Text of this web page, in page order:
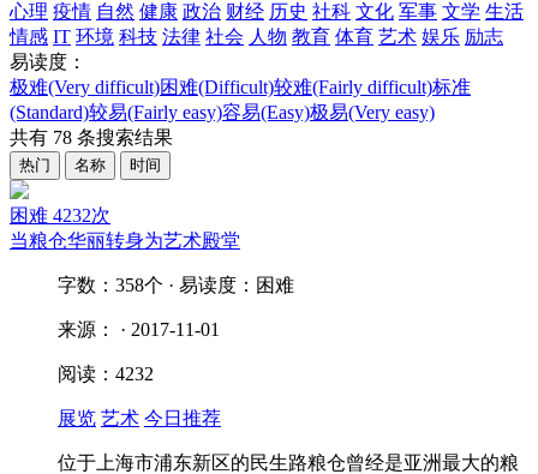
心理 疫情 自然 健康 政治 财经 历史 社科 文化 军事 文学 生活
情感 IT 环境 科技 法律 社会 人物 教育 体育 艺术 娱乐 励志
易读度：
极难(Very difficult)困难(Difficult)较难(Fairly difficult)标准
(Standard)较易(Fairly easy)容易(Easy)极易(Very easy)
共有 78 条搜索结果
热门 名称 时间
困难 4232次
当粮仓华丽转身为艺术殿堂
字数：358个 · 易读度：困难
来源： · 2017-11-01
阅读：4232
展览 艺术 今日推荐
位于上海市浦东新区的民生路粮仓曾经是亚洲最大的粮